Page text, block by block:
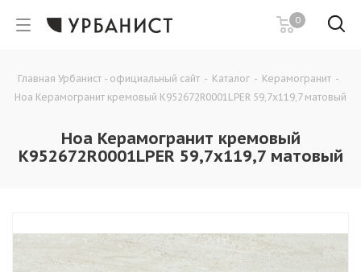
0
Главная Урбанист - официальный сайт - Каталог - Керамогранит -
Ноа Керамогранит кремовый К952672R0001LPЕR 59,7х119,7 матовый
Ноа Керамогранит кремовый
К952672R0001LPЕR 59,7х119,7 матовый